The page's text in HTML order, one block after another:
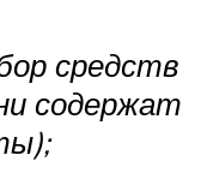
средств
содержат